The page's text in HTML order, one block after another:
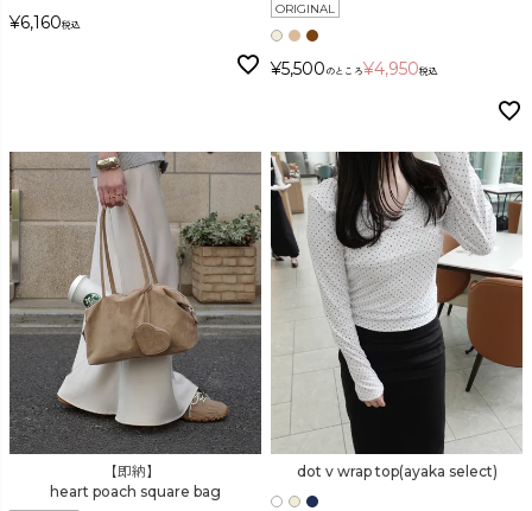
¥6,160税込
ORIGINAL
¥5,500 のところ¥4,950税込
【即納】
heart poach square bag
dot v wrap top(ayaka select)